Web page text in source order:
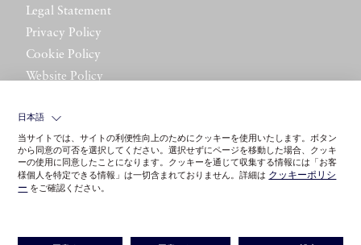
Legal Statement
Privacy Policy
Cookie Policy
Website Policy
日本語
当サイトでは、サイトの利便性向上のためにクッキーを使用いたします。ボタン
から同意の可否を選択してください。選択せずにページを移動した場合、クッキ
ーの使用に同意したことになります。クッキーを通じて収集する情報には「お客
様個人を特定できる情報」は一切含まれておりません。詳細は クッキーポリシ
ー をご確認ください。